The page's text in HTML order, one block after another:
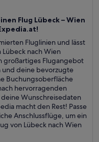
Flug Lübeck – Wien
Fluglinien und lässt
Lübeck nach Wien
großartiges Flugangebot
deine bevorzugte
Buchungsoberfläche
hervorragenden
Wunschreisedaten
macht den Rest! Passe
Anschlussflüge, um ein
von Lübeck nach Wien